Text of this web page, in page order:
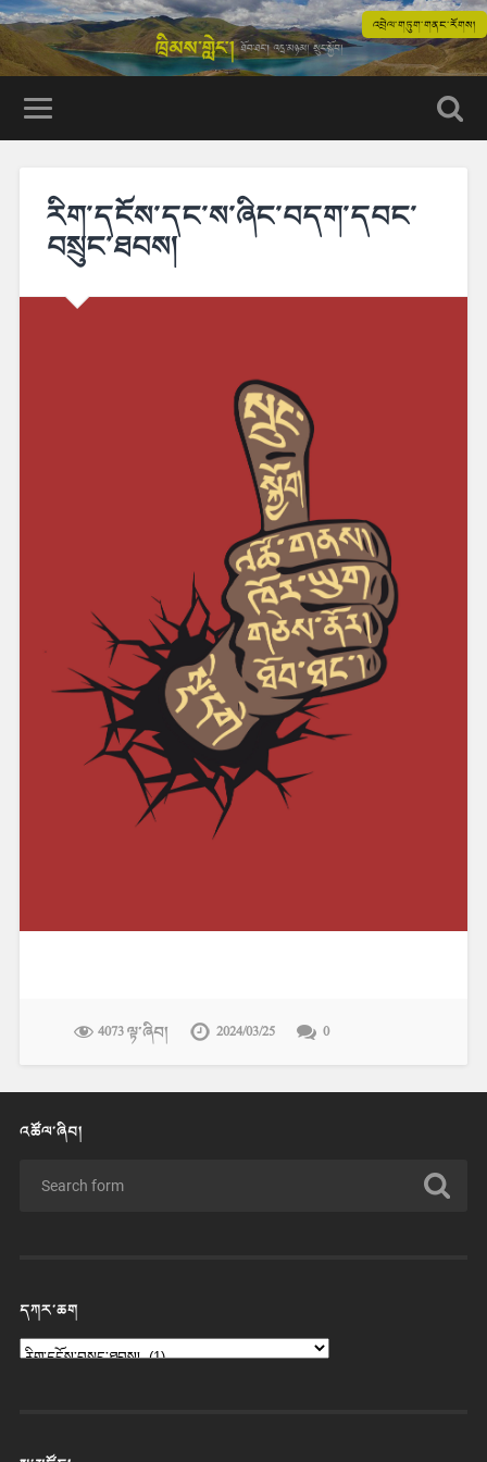
འབྲེལ་གཏུག་གནང་རོགས།
རིག་དངོས་དང་ས་ཞིང་བདག་དབང་
བསྲུང་ཐབས།
4073 ལྟ་ཞིབ། 2024/03/25 0
འཚོལ་ཞིབ།
དཀར་ཆག